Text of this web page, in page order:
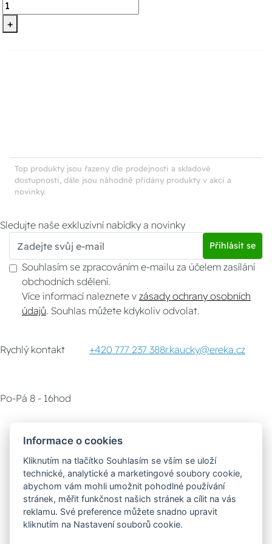
+
Top produkty jsou řazeny dle prodejnosti a skladové
dostupnosti, dále jsou náhodně přidány produkty v akci a
novinky.
Sledujte naše exkluzivní nabídky a novinky
Přihlásit se
Souhlasím se zpracováním e-mailu za účelem zasílání
obchodních sdělení.
Více informací naleznete v zásady ochrany osobních
údajů . Souhlas můžete kdykoliv odvolat.
Rychlý kontakt +420 777 237 388r.kaucky@ereka.cz
Po-Pá 8 - 16hod
Poradna
Možnosti dopravy
Informace o cookies
Kliknutím na tlačítko Souhlasím se vším se uloží
technické, analytické a marketingové soubory cookie,
abychom vám mohli umožnit pohodlné používání
stránek, měřit funkčnost našich stránek a cílit na vás
reklamu. Své preference můžete snadno upravit
kliknutím na Nastavení souborů cookie.